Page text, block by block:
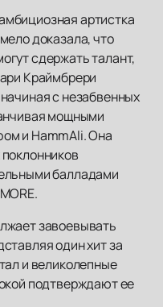
артистка
доказала, что
сдержать талант,
Краймбрери
с незабвенных
мощными
и HammAli. Она
балладами
завоевывать
один хит за
и великолепные
подтверждают ее